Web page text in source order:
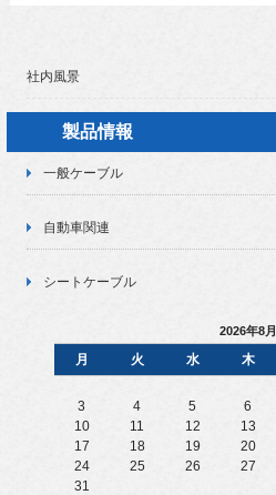
社内風景
製品情報
一般ケーブル
自動車関連
シートケーブル
2026年8月
月 火 水 木
3
4 5 6
10
11 12 13
17
18 19 20
24
25 26 27
31